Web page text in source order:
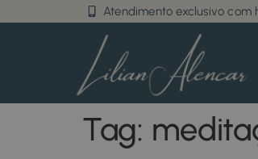
Atendimento exclusivo com
Tag: